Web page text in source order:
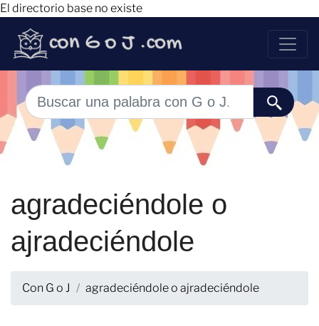
El directorio base no existe
agradeciéndole o
ajradeciéndole
Con G o J agradeciéndole o ajradeciéndole